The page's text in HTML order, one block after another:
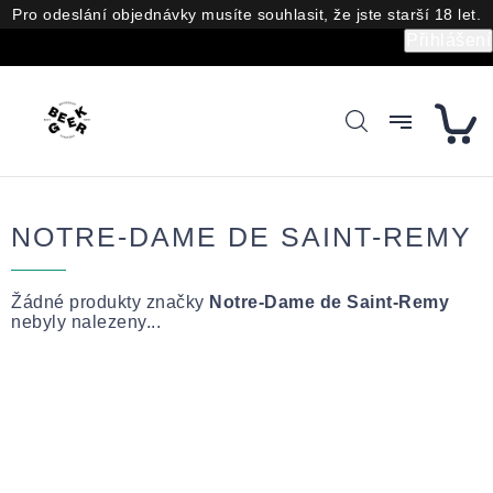
Přejít
na
Pro odeslání objednávky musíte souhlasit, že jste starší 18 let.
NOTRE-DAME DE SAINT-REMY
Žádné produkty značky Notre-Dame de Saint-Remy
nebyly nalezeny...